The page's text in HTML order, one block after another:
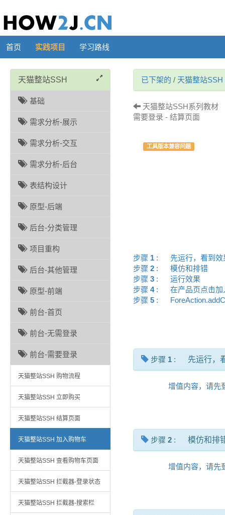
首页 实践项目 学习路线
天猫整站SSH
基础
需求分析-展示
需求分析-交互
需求分析-后台
表结构设计
原型-后端
后台-分类管理
项目重构
后台-其他管理
原型-前端
前台-首页
前台-无需登录
前台-需要登录
天猫整站SSH 购物流程
天猫整站SSH 立即购买
天猫整站SSH 结算页面
天猫整站SSH 加入购物车
天猫整站SSH 查看购物车页面
天猫整站SSH 拦截器-登录状态
天猫整站SSH 拦截器-搜索栏
已下架的 / 天猫整站SSH
天猫整站SSH系列教材
需要登录 - 结算页面
工具版本兼容问题
步骤 1 :
先运行，看到
步骤 2 :
模仿和排错
步骤 3 :
运行效果
步骤 4:
在产品页点击
步骤 5 :
步骤 1 : 先运行，
增值内容，请先
步骤 2 : 模仿和排
增值内容，请先